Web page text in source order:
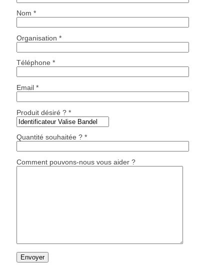
Nom *
Organisation *
Téléphone *
Email *
Produit désiré ? *
Quantité souhaitée ? *
Comment pouvons-nous vous aider ?